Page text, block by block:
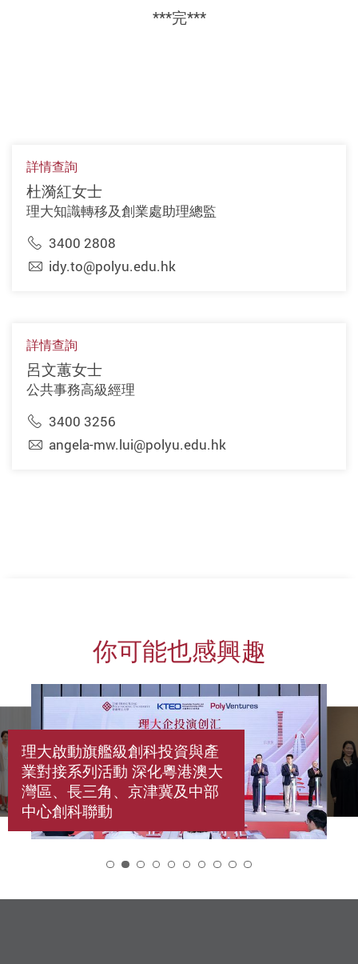
***完***
詳情查詢
杜漪紅女士
理大知識轉移及創業處助理總監
3400 2808
idy.to@polyu.edu.hk
詳情查詢
呂文蕙女士
公共事務高級經理
3400 3256
angela-mw.lui@polyu.edu.hk
你可能也感興趣
理大啟動旗艦級創科投資與產
業對接系列活動 深化粵港澳大
灣區、長三角、京津冀及中部
中心創科聯動